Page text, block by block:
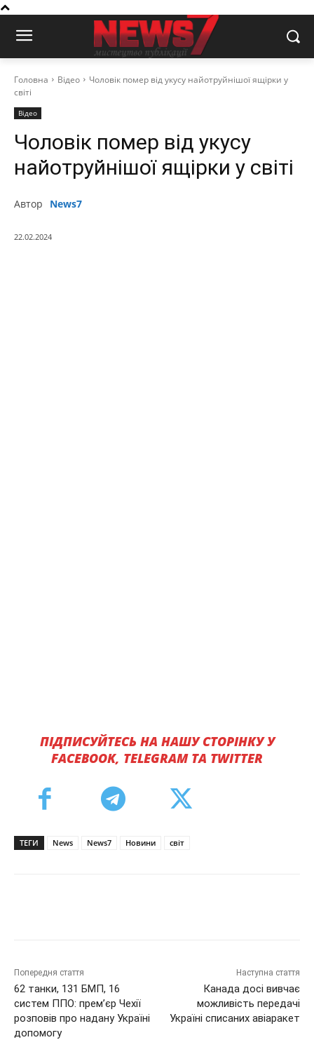
Головна Відео
Чоловік помер від укусу найотруйнішої ящірки у
світі
Відео
Чоловік помер від укусу
найотруйнішої ящірки у світі
Автор News7
22.02.2024
ПІДПИСУЙТЕСЬ НА НАШУ СТОРІНКУ У
FACEBOOK, TELEGRAM ТА TWITTER
ТЕГИ News News7 Новини світ
Попередня стаття
62 танки, 131 БМП, 16
систем ППО: прем’єр Чехії
розповів про надану Україні
допомогу
Наступна стаття
Канада досі вивчає
можливість передачі
Україні списаних авіаракет